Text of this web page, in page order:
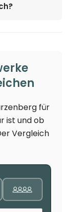
für
ist und ob
Vergleich